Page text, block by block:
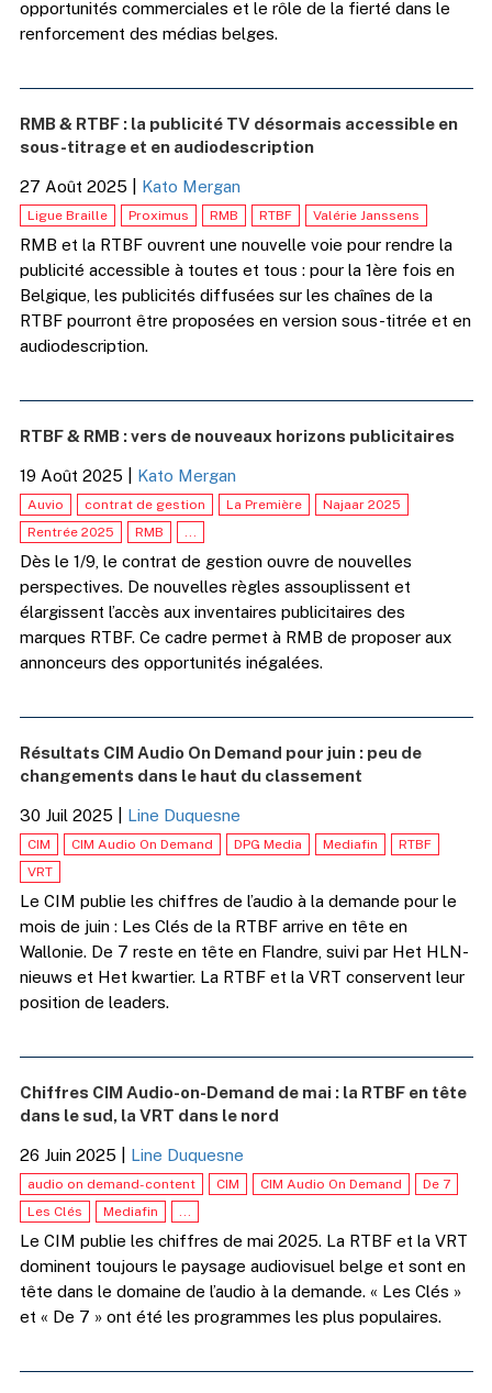
opportunités commerciales et le rôle de la fierté dans le
renforcement des médias belges.
RMB & RTBF : la publicité TV désormais accessible en
sous-titrage et en audiodescription
27 Août 2025 Kato Mergan
Ligue Braille Proximus RMB RTBF Valérie Janssens
RMB et la RTBF ouvrent une nouvelle voie pour rendre la
publicité accessible à toutes et tous : pour la 1ère fois en
Belgique, les publicités diffusées sur les chaînes de la
RTBF pourront être proposées en version sous-titrée et en
audiodescription.
RTBF & RMB : vers de nouveaux horizons publicitaires
19 Août 2025 Kato Mergan
Auvio contrat de gestion La Première
Najaar 2025
Rentrée 2025
RMB ...
Dès le 1/9, le contrat de gestion ouvre de nouvelles
perspectives. De nouvelles règles assouplissent et
élargissent l’accès aux inventaires publicitaires des
marques RTBF. Ce cadre permet à RMB de proposer aux
annonceurs des opportunités inégalées.
Résultats CIM Audio On Demand pour juin : peu de
changements dans le haut du classement
30 Juil 2025 Line Duquesne
CIM CIM Audio On Demand DPG Media Mediafin
RTBF
VRT
Le CIM publie les chiffres de l’audio à la demande pour le
mois de juin : Les Clés de la RTBF arrive en tête en
Wallonie. De 7 reste en tête en Flandre, suivi par Het HLN-
nieuws et Het kwartier. La RTBF et la VRT conservent leur
position de leaders.
Chiffres CIM Audio-on-Demand de mai : la RTBF en tête
dans le sud, la VRT dans le nord
26 Juin 2025 Line Duquesne
audio on demand-content CIM CIM Audio On Demand
De 7
Les Clés
Mediafin ...
Le CIM publie les chiffres de mai 2025. La RTBF et la VRT
dominent toujours le paysage audiovisuel belge et sont en
tête dans le domaine de l’audio à la demande. « Les Clés »
et « De 7 » ont été les programmes les plus populaires.